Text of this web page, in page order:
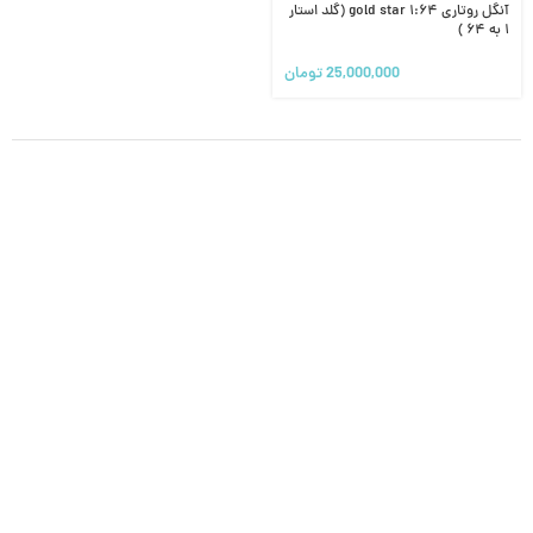
آنگل روتاری ۱:۶۴ gold star (گلد استار
۱ به ۶۴ )
25,000,000تومان